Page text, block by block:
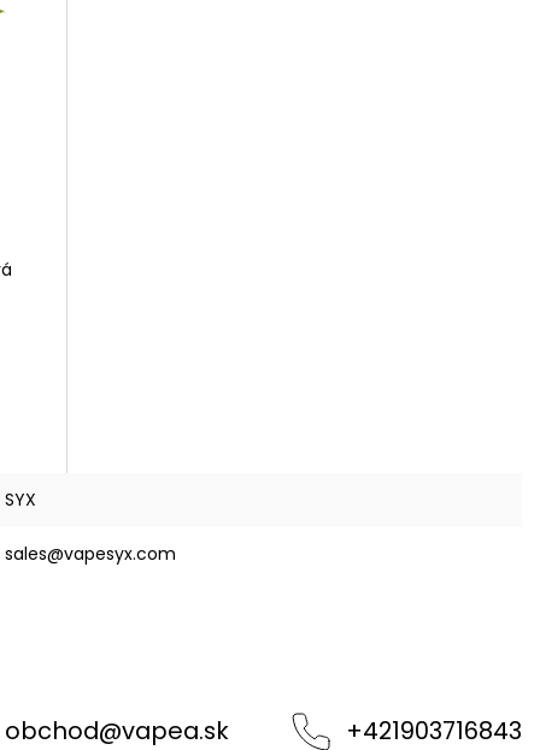
SYX
sales@vapesyx.com
obchod@vapea.sk +421903716843